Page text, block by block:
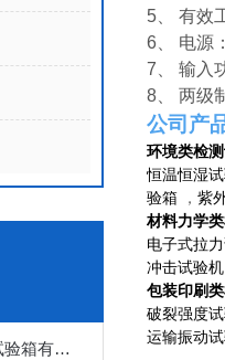
高低温试验箱和高低温交变试验箱有什么区别
5、 有效
6、 电源
7、 输入
8、 两级
公司产
环境类检
恒温恒湿
验箱 ， 紫
材料力学
电子式拉
冲击试验机
包装印刷
破裂强度
运输振动